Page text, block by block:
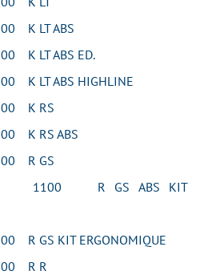
K LT ABS
K LT ABS ED.
K LT ABS HIGHLINE
K RS
K RS ABS
R GS
1100 R GS ABS KIT
R GS KIT ERGONOMIQUE
R R